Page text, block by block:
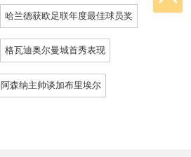
哈兰德获欧足联年度最佳球员奖
格瓦迪奥尔曼城首秀表现
阿森纳主帅谈加布里埃尔